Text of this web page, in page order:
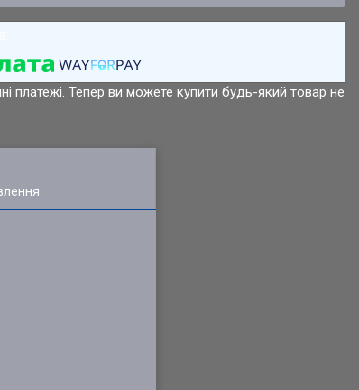
платежі. Тепер ви можете купити будь-який товар не